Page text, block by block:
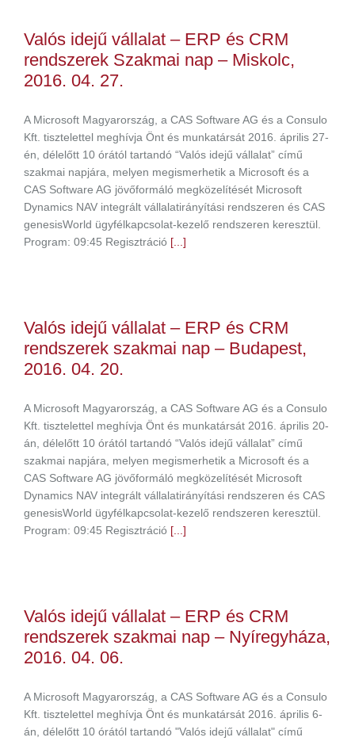
Valós idejű vállalat – ERP és CRM
rendszerek Szakmai nap – Miskolc,
2016. 04. 27.
A Microsoft Magyarország, a CAS Software AG és a Consulo
Kft. tisztelettel meghívja Önt és munkatársát 2016. április 27-
én, délelőtt 10 órától tartandó “Valós idejű vállalat” című
szakmai napjára, melyen megismerhetik a Microsoft és a
CAS Software AG jövőformáló megközelítését Microsoft
Dynamics NAV integrált vállalatirányítási rendszeren és CAS
genesisWorld ügyfélkapcsolat-kezelő rendszeren keresztül.
Program: 09:45 Regisztráció [...]
Valós idejű vállalat – ERP és CRM
rendszerek szakmai nap – Budapest,
2016. 04. 20.
A Microsoft Magyarország, a CAS Software AG és a Consulo
Kft. tisztelettel meghívja Önt és munkatársát 2016. április 20-
án, délelőtt 10 órától tartandó “Valós idejű vállalat” című
szakmai napjára, melyen megismerhetik a Microsoft és a
CAS Software AG jövőformáló megközelítését Microsoft
Dynamics NAV integrált vállalatirányítási rendszeren és CAS
genesisWorld ügyfélkapcsolat-kezelő rendszeren keresztül.
Program: 09:45 Regisztráció [...]
Valós idejű vállalat – ERP és CRM
rendszerek szakmai nap – Nyíregyháza,
2016. 04. 06.
A Microsoft Magyarország, a CAS Software AG és a Consulo
Kft. tisztelettel meghívja Önt és munkatársát 2016. április 6-
án, délelőtt 10 órától tartandó "Valós idejű vállalat" című